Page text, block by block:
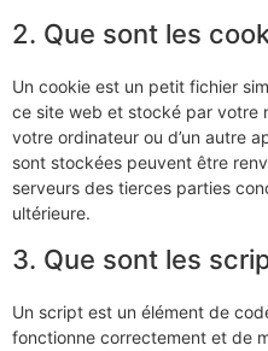
2. Que sont les
Un cookie est un petit fichier
ce site web et stocké par votre
votre ordinateur ou d’un autre
sont stockées peuvent être
serveurs des tierces parties
ultérieure.
3. Que sont les
Un script est un élément de
fonctionne correctement et de